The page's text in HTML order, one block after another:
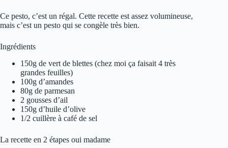
Ce pesto, c’est un régal. Cette recette est assez volumineuse,
mais c’est un pesto qui se congèle très bien.
Ingrédients
150g de vert de blettes (chez moi ça faisait 4 très
grandes feuilles)
100g d’amandes
80g de parmesan
2 gousses d’ail
150g d’huile d’olive
1/2 cuillère à café de sel
La recette en 2 étapes oui madame